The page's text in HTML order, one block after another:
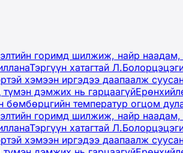
горимд шилжиж, найр наадам,
Тэргүүн хатагтай
хэмээн иргэдээ даапаалж
дэмжих нь гарцаагүй
бөмбөрцгийн температур огцом
горимд шилжиж, найр наадам,
Тэргүүн хатагтай
хэмээн иргэдээ даапаалж